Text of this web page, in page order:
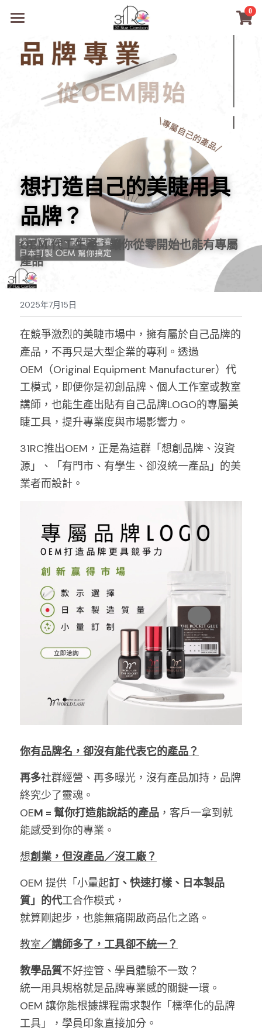
0
31RC日本美甲美睫學院
商品
所有商品分類
PreMedi眼部護理
經典單根圓毛
超值購物金
WL睫毛
小紅書款
日式扁毛
極細睫毛
W型睫毛
彩色睫毛
WORLDLASH
睫毛前處裡
睫毛卸除
睫毛提拉
睫毛夾子
睫毛周邊
睫毛保養
絕版彩睫
絕版扁毛
絕版圓毛
絕版W型
日本OMD美甲品牌
轉頭凝膠
凝膠筆刷
凝膠機器
修甲磨棒
檢定商品
商材選購
技術課程
最新文章
教學教室
NEA睫毛協會
繁體中文
繁體中文
註冊/登入
想打造自己的美睫用具
品牌？
OEM 代工生產，讓你從零開始也能有專屬
產品
2025年7月15日
在競爭激烈的美睫市場中，擁有屬於自己品牌的
產品，不再只是大型企業的專利。透過
OEM（Original Equipment Manufacturer）代
工模式，即便你是初創品牌、個人工作室或教室
講師，也能生產出貼有自己品牌LOGO的專屬美
睫工具，提升專業度與市場影響力。
31RC推出OEM，正是為這群「想創品牌、沒資
源」、「有門市、有學生、卻沒統一產品」的美
業者而設計。
你有品牌名，卻沒有能代表它的產品？
再多社群經營、再多曝光，沒有產品加持，品牌
終究少了靈魂。
OEM = 幫你打造能說話的產品 ，客戶一拿到就
能感受到你的專業。
想創業，但沒產品／沒工廠？
OEM 提供「小量起訂、快速打樣、日本製品
質」的代工合作模式，
就算剛起步，也能無痛開啟商品化之路。
教室／講師多了，工具卻不統一？
教學品質不好控管、學員體驗不一致？
統一用具規格就是品牌專業感的關鍵一環。
OEM 讓你能根據課程需求製作「標準化的品牌
工具」，學員印象直接加分。
×
商品分類
所有商品分類